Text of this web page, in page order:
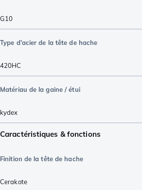
G10
Type d'acier de la tête de hache
420HC
Matériau de la gaine / étui
kydex
Caractéristiques & fonctions
Finition de la tête de hache
Cerakote